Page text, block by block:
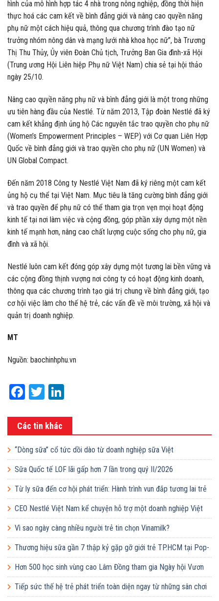
hình của mô hình hợp tác 4 nhà trong nông nghiệp, đồng thời hiện
thực hoá các cam kết về bình đẳng giới và nâng cao quyền năng
phụ nữ một cách hiệu quả, thông qua chương trình đào tạo nữ
trưởng nhóm nông dân và mạng lưới nhà khoa học nữ”, bà Trương
Thị Thu Thủy, Ủy viên Đoàn Chủ tịch, Trưởng Ban Gia đình-xã Hội
(Trung ương Hội Liên hiệp Phụ nữ Việt Nam) chia sẻ tại hội thảo
ngày 25/10.
Nâng cao quyền năng phụ nữ và bình đẳng giới là một trong những
ưu tiên hàng đầu của Nestlé. Từ năm 2013, Tập đoàn Nestlé đã ký
cam kết khẳng định ủng hộ Các nguyên tắc trao quyền cho phụ nữ
(Women’s Empowerment Principles – WEP) với Cơ quan Liên Hợp
Quốc về bình đẳng giới và trao quyền cho phụ nữ (UN Women) và
UN Global Compact.
Đến năm 2018 Công ty Nestlé Việt Nam đã ký riêng một cam kết
ủng hộ cụ thể tại Việt Nam. Mục tiêu là tăng cường bình đẳng giới
và trao quyền để phụ nữ có thể tham gia trọn vẹn mọi hoạt động
kinh tế tại nơi làm việc và cộng đồng, góp phần xây dựng một nền
kinh tế mạnh hơn, nâng cao chất lượng cuộc sống cho phụ nữ, gia
đình và xã hội.
Nestlé luôn cam kết đóng góp xây dựng một tương lai bền vững và
các cộng đồng thịnh vượng nơi công ty có hoạt động kinh doanh,
thông qua các chương trình tạo giá trị chung về bình đẳng giới, tạo
cơ hội việc làm cho thế hệ trẻ, các vấn đề về môi trường, xã hội và
quản trị doanh nghiệp.
MT
Nguồn: baochinhphu.vn
Facebook
Twitter
Các tin khác
“Dòng sữa” cổ tức dồi dào từ doanh nghiệp sữa Việt
Sữa Quốc tế LOF lãi gấp hơn 7 lần trong quý II/2026
Từ ly sữa đến cơ hội phát triển: Hành trình vun đắp tương lai trẻ
em Việt của Vinamilk
CEO Nestlé Việt Nam kể chuyện hỗ trợ một doanh nghiệp Việt
tăng quy mô gấp 10 lần
Vì sao ngày càng nhiều người trẻ tin chọn Vinamilk?
Thương hiệu sữa gần 7 thập kỷ gặp gỡ giới trẻ TP.HCM tại Pop-
up ‘Thưởng vị hè’
Hơn 500 học sinh vùng cao Lâm Đồng tham gia Ngày hội Vươn
cao Việt Nam
Tiếp sức thế hệ trẻ phát triển toàn diện ngay từ những sân chơi